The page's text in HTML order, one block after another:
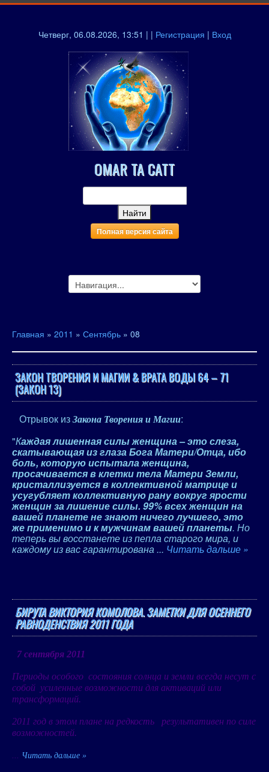
Четверг, 06.08.2026, 13:51 | | Регистрация | Вход
OMAR TA CATT
Полная версия сайта
Главная » 2011 » Сентябрь » 08
ЗАКОН ТВОРЕНИЯ И МАГИИ & ВРАТА ВОДЫ 64 – 71
(ЗАКОН 13)
Отрывок из Закона Творения и Магии:
"Каждая лишенная силы женщина – это слеза,
скатывающая из глаза Бога Матери/Отца, ибо
боль, которую испытала женщина,
просачивается в клетки тела Матери Земли,
кристаллизуется в коллективной матрице и
усугубляет коллективную рану вокруг ярости
женщин за лишение силы. 99% всех женщин на
вашей планете не знают ничего лучшего, это
же применимо и к мужчинам вашей планеты. Но
теперь вы восстанете из пепла старого мира, и
каждому из вас гарантирована... Читать дальше »
БИРУТА ВИКТОРИЯ КОМОЛОВА. ЗАМЕТКИ ДЛЯ ОСЕННЕГО
РАВНОДЕНСТВИЯ 2011 ГОДА
7 сентября 2011
Периоды особого состояния солнца и земли всегда несут с
собой усиленные возможности для активаций или
трансформаций.
2011 год в этом плане на редкость результативен по силе
возможностей.
... Читать дальше »